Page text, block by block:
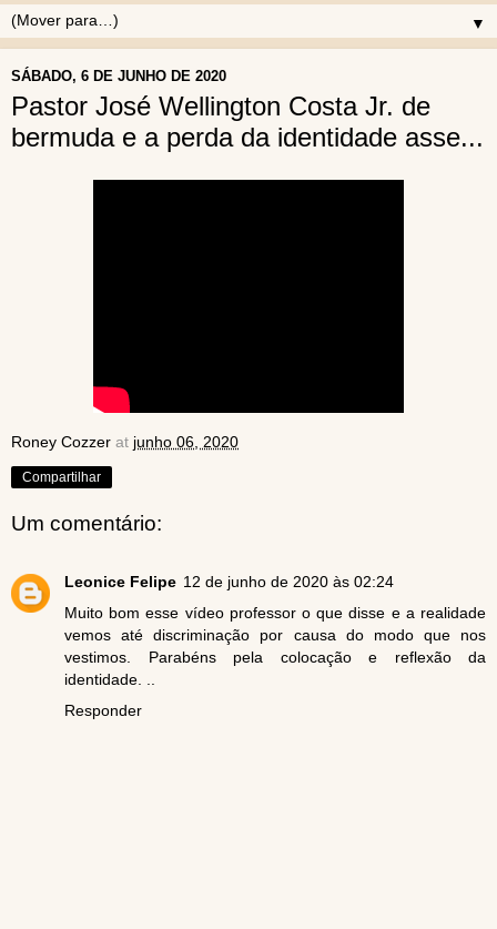
▼
SÁBADO, 6 DE JUNHO DE 2020
Pastor José Wellington Costa Jr. de
bermuda e a perda da identidade asse...
Roney Cozzer at junho 06, 2020
Compartilhar
Um comentário:
Leonice Felipe 12 de junho de 2020 às 02:24
Muito bom esse vídeo professor o que disse e a realidade
vemos até discriminação por causa do modo que nos
vestimos. Parabéns pela colocação e reflexão da
identidade. ..
Responder